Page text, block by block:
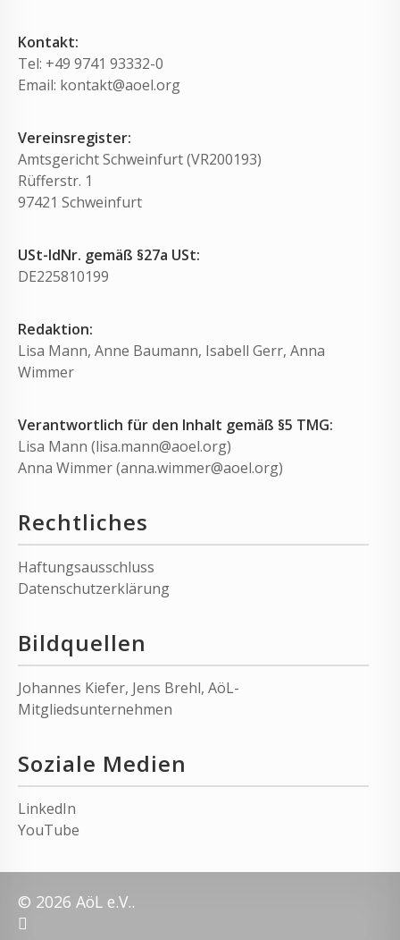
Kontakt:
Tel: +49 9741 93332-0
Email: kontakt@aoel.org
Vereinsregister:
Amtsgericht Schweinfurt (VR200193)
Rüfferstr. 1
97421 Schweinfurt
USt-IdNr. gemäß §27a USt:
DE225810199
Redaktion:
Lisa Mann, Anne Baumann, Isabell Gerr, Anna
Wimmer
Verantwortlich für den Inhalt gemäß §5 TMG:
Lisa Mann (lisa.mann@aoel.org)
Anna Wimmer (anna.wimmer@aoel.org)
Rechtliches
Haftungsausschluss
Datenschutzerklärung
Bildquellen
Johannes Kiefer, Jens Brehl, AöL-
Mitgliedsunternehmen
Soziale Medien
LinkedIn
YouTube
© 2026 AöL e.V..
linkedin